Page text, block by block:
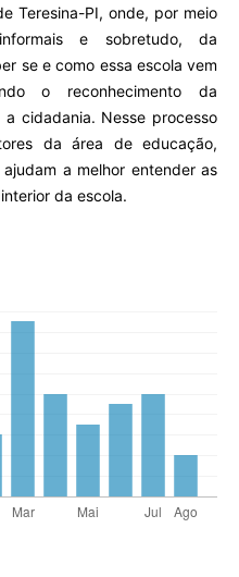
Teresina-PI, onde, por meio
e sobretudo, da
se e como essa escola vem
o reconhecimento da
cidadania. Nesse processo
da área de educação,
a melhor entender as
da escola.